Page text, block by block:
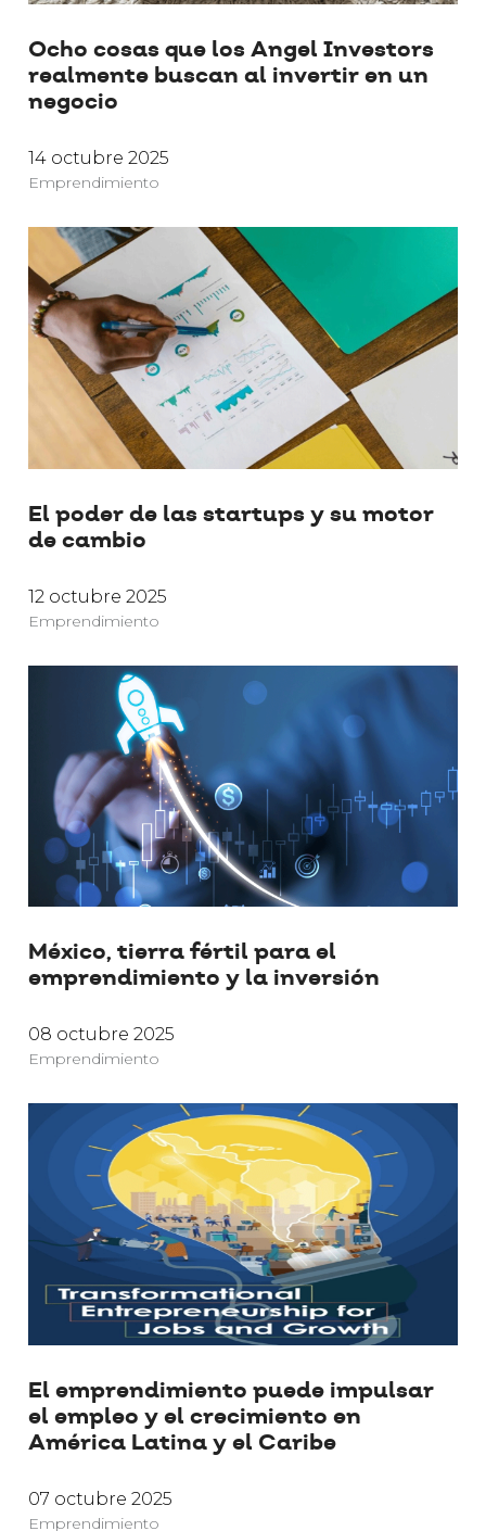
Ocho cosas que los Angel Investors
realmente buscan al invertir en un
negocio
14 octubre 2025
Emprendimiento
El poder de las startups y su motor
de cambio
12 octubre 2025
Emprendimiento
México, tierra fértil para el
emprendimiento y la inversión
08 octubre 2025
Emprendimiento
El emprendimiento puede impulsar
el empleo y el crecimiento en
América Latina y el Caribe
07 octubre 2025
Emprendimiento